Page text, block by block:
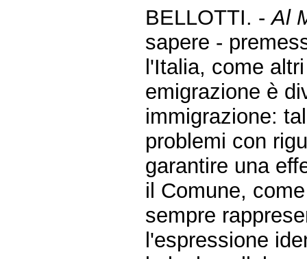
BELLOTTI. -Al
sapere -
l'Italia, come
emigrazione è
immigrazione:
problemi con
garantire una
il Comune,
sempre
l'espressione